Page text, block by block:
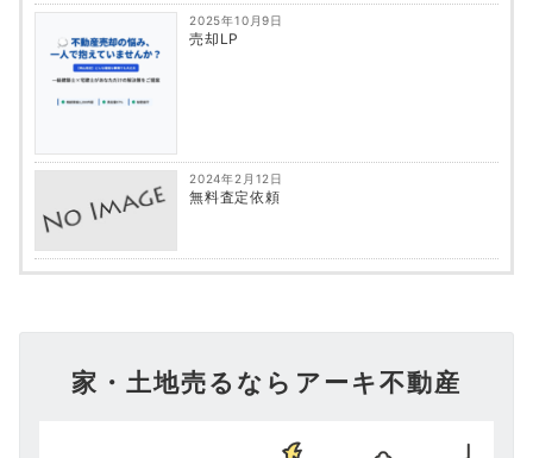
2025年10月9日
売却LP
2024年2月12日
無料査定依頼
家・土地売るならアーキ不動産